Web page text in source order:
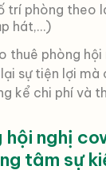
trí phòng theo
hát,…)
thuê phòng hội
sự tiện lợi mà
kể chi phí và
hội nghị
tâm sự